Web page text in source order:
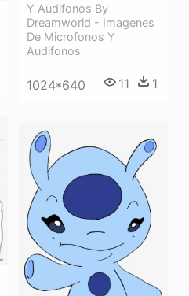
Y Audifonos By
Dreamworld - Imagenes
De Microfonos Y
Audifonos
1024*640 11 1